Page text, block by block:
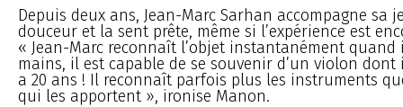
Depuis deux ans, Jean-Marc Sarhan accompagne sa
douceur et la sent prête, même si l’expérience est
« Jean-Marc reconnaît l’objet instantanément quand
mains, il est capable de se souvenir d’un violon dont
a 20 ans ! Il reconnaît parfois plus les instruments
qui les apportent », ironise Manon.